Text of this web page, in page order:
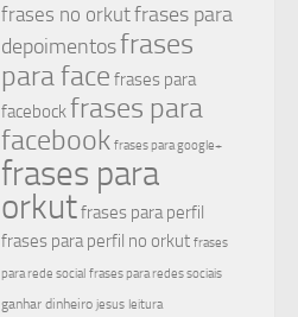
frases no orkutfrases para
depoimentosfrases
para face frases para
facebockfrases para
facebook frases para google+
frases para
orkutfrases para perfil
frases para perfil no orkut frases
para rede social frases para redes sociais
ganhar dinheiro jesus leitura